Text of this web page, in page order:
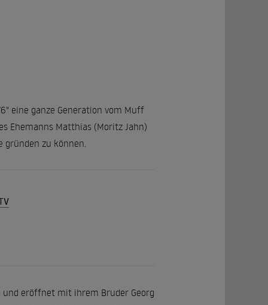
eine ganze Generation vom Muff
Ehemanns Matthias (Moritz Jahn)
gründen zu können.
und eröffnet mit ihrem Bruder Georg